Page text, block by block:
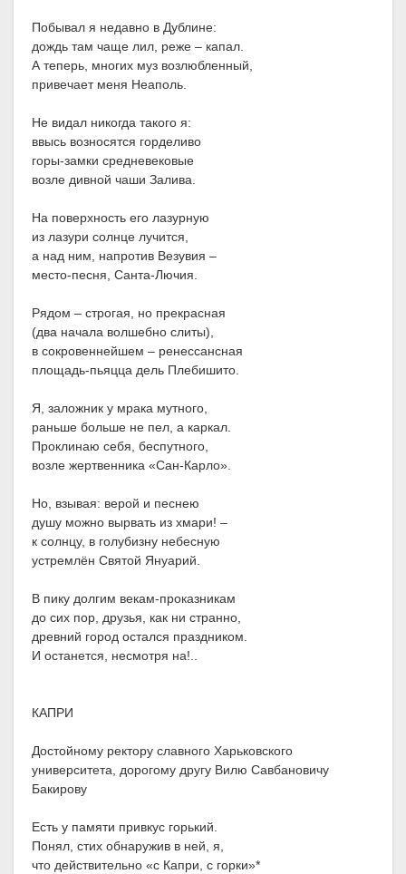
Побывал я недавно в Дублине:
дождь там чаще лил, реже – капал.
А теперь, многих муз возлюбленный,
привечает меня Неаполь.
Не видал никогда такого я:
ввысь возносятся горделиво
горы-замки средневековые
возле дивной чаши Залива.
На поверхность его лазурную
из лазури солнце лучится,
а над ним, напротив Везувия –
место-песня, Санта-Лючия.
Рядом – строгая, но прекрасная
(два начала волшебно слиты),
в сокровеннейшем – ренессансная
площадь-пьяцца дель Плебишито.
Я, заложник у мрака мутного,
раньше больше не пел, а каркал.
Проклинаю себя, беспутного,
возле жертвенника «Сан-Карло».
Но, взывая: верой и песнею
душу можно вырвать из хмари! –
к солнцу, в голубизну небесную
устремлён Святой Януарий.
В пику долгим векам-проказникам
до сих пор, друзья, как ни странно,
древний город остался праздником.
И останется, несмотря на!..
КАПРИ
Достойному ректору славного Харьковского
университета, дорогому другу Вилю Савбановичу
Бакирову
Есть у памяти привкус горький.
Понял, стих обнаружив в ней, я,
что действительно «с Капри, с горки»*